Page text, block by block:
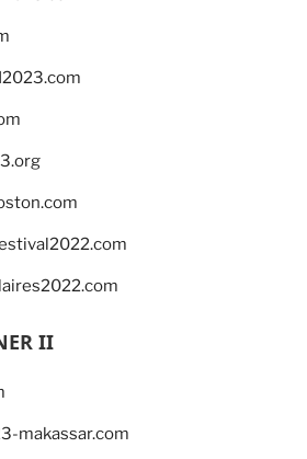
II
makassar.com